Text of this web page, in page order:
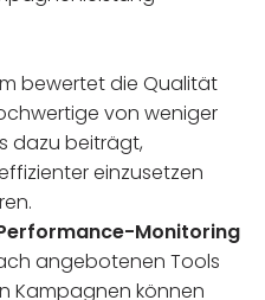
bewertet die Qualität
von weniger
dazu beiträgt,
einzusetzen
Monitoring
angebotenen Tools
Kampagnen können